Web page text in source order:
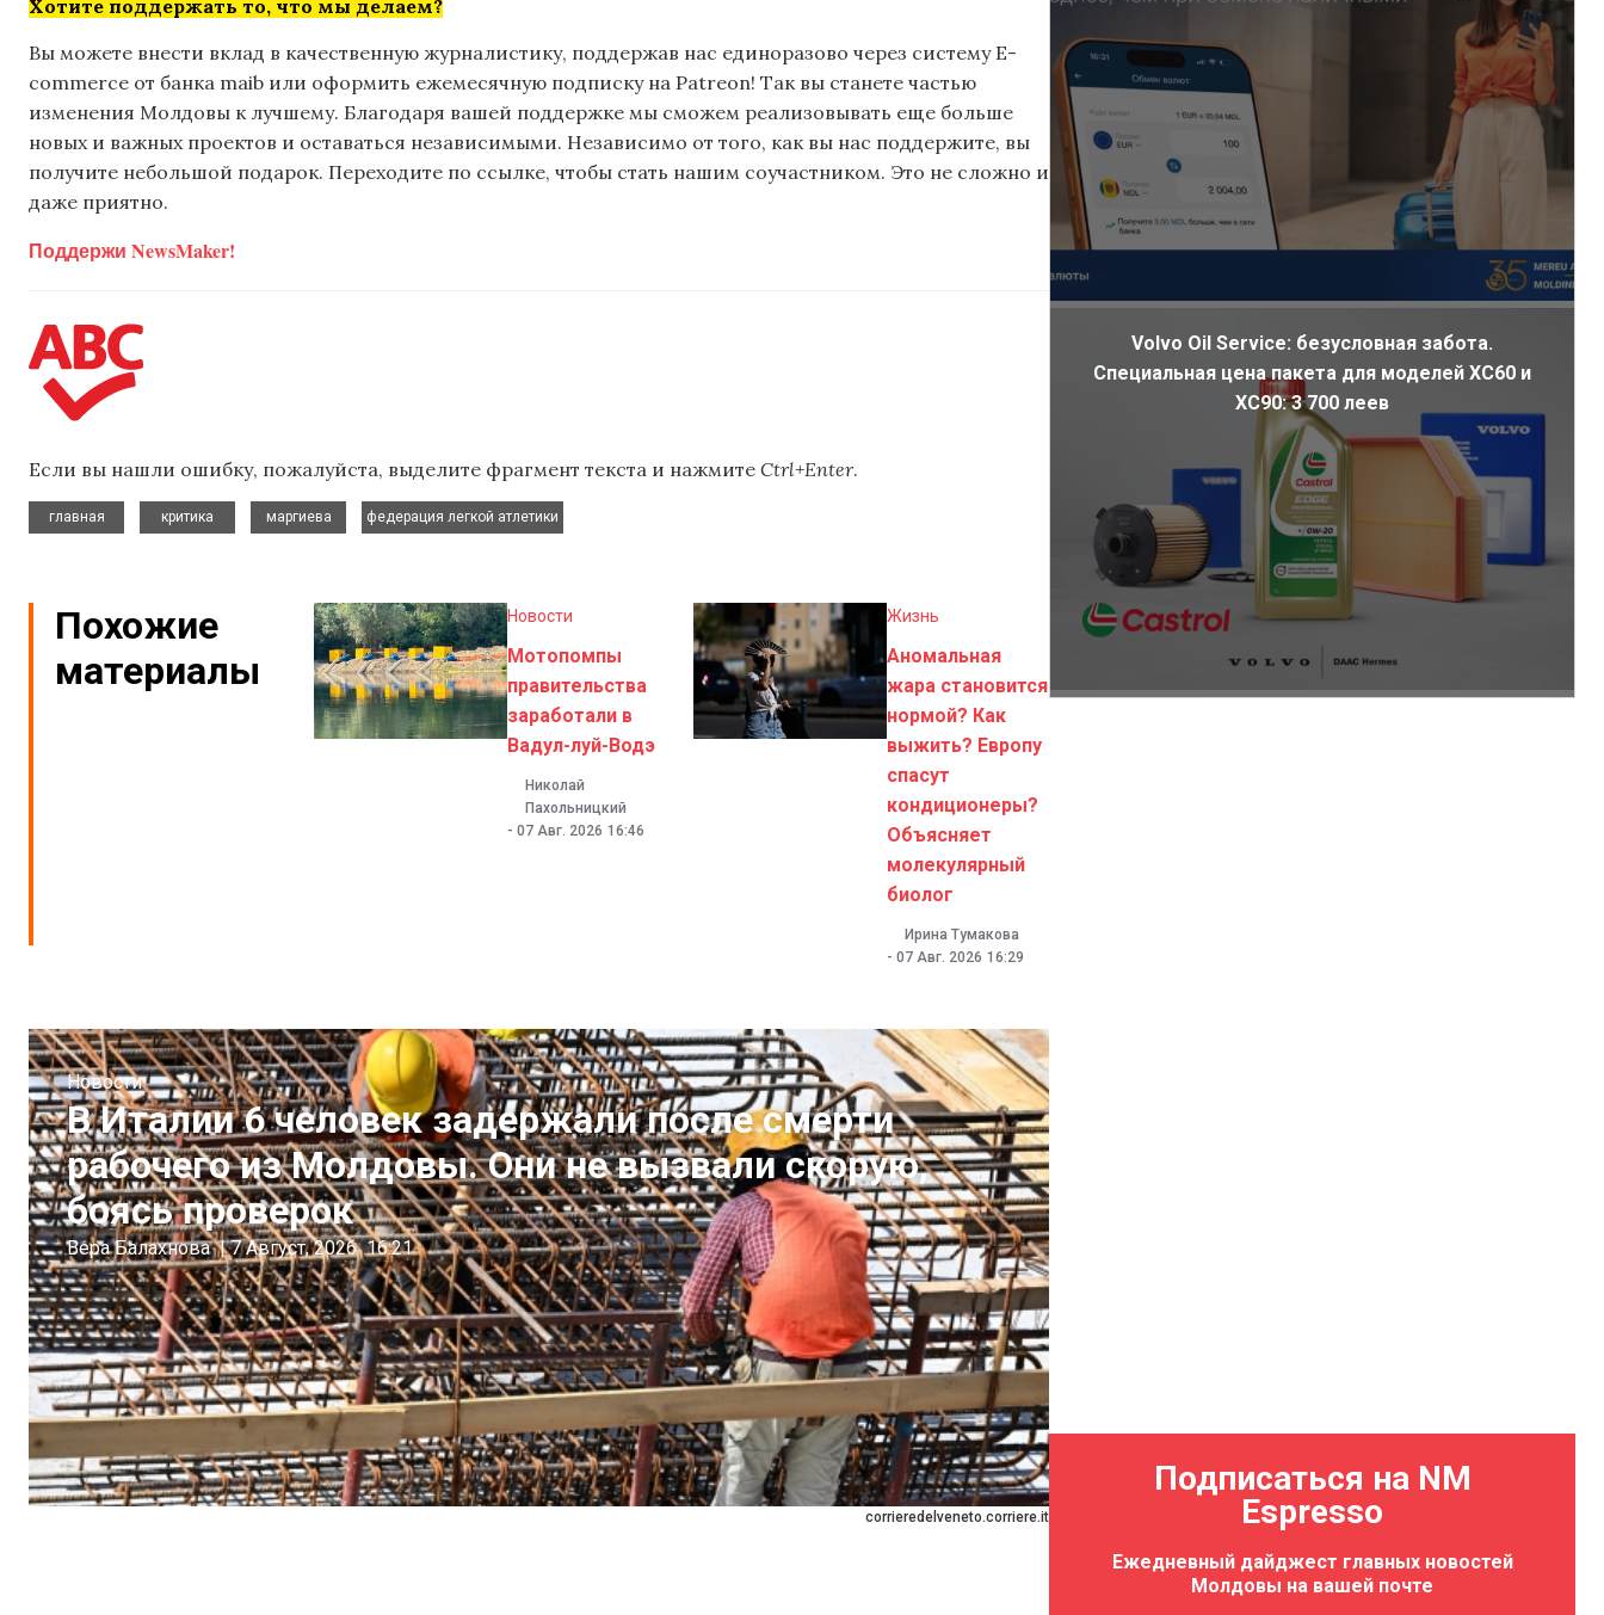
Хотите поддержать то, что мы делаем?
Вы можете внести вклад в качественную журналистику, поддержав нас единоразово через систему E-
commerce от банка maib или оформить ежемесячную подписку на Patreon! Так вы станете частью
изменения Молдовы к лучшему. Благодаря вашей поддержке мы сможем реализовывать еще больше
новых и важных проектов и оставаться независимыми. Независимо от того, как вы нас поддержите, вы
получите небольшой подарок. Переходите по ссылке, чтобы стать нашим соучастником. Это не сложно и
даже приятно.
Поддержи NewsMaker!
Если вы нашли ошибку, пожалуйста, выделите фрагмент текста и нажмите Ctrl+Enter.
главная
критика
маргиева
федерация легкой атлетики
Похожие
материалы
Новости
Мотопомпы
правительства
заработали в
Вадул-луй-Водэ
Николай
Пахольницкий
- 07 Авг. 2026 16:46
Жизнь
Аномальная
жара становится
нормой? Как
выжить? Европу
спасут
кондиционеры?
Объясняет
молекулярный
биолог
Ирина Тумакова
- 07 Авг. 2026 16:29
corrieredelveneto.corriere.it
Новости
В Италии 6 человек задержали после смерти
рабочего из Молдовы. Они не вызвали скорую,
боясь проверок
Вера Балахнова | 7 Август, 2026 16:21
Volvo Oil Service: безусловная забота.
Специальная цена пакета для моделей XC60 и
XC90: 3 700 леев
Подписаться на NM
Espresso
Ежедневный дайджест главных новостей
Молдовы на вашей почте